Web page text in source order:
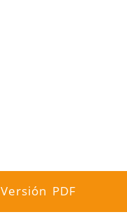
Versión PDF